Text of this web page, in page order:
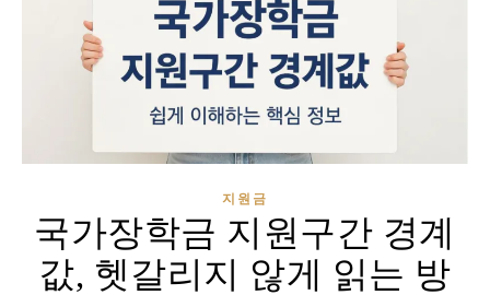
지원금
국가장학금 지원구간 경계
값, 헷갈리지 않게 읽는 방